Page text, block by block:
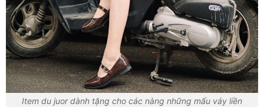
Item du juor dành tặng cho các nàng những mấu váy liền